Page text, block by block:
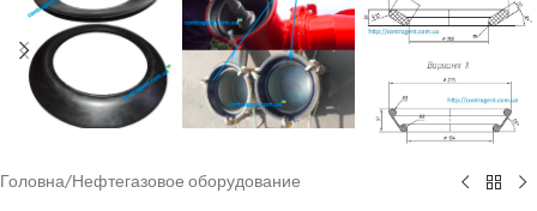
Головна/Нефтегазовое оборудование